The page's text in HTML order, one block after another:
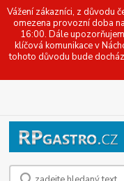
Vážení zákazníci, z důvodu
omezena provozní doba
16:00. Dále
klíčová komunikace v
tohoto důvodu bude